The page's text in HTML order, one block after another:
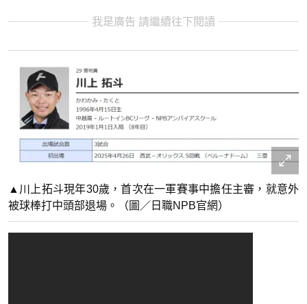
我是廣告 請繼續往下閱讀
▲川上拓斗現年30歲，首次在一軍賽事中擔任主審，就意外
被球棒打中頭部退場。（圖／日職NPB官網）